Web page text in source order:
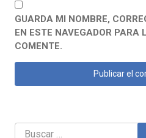
GUARDA MI NOMBRE,
EN ESTE NAVEGADOR PARA
COMENTE.
Buscar: